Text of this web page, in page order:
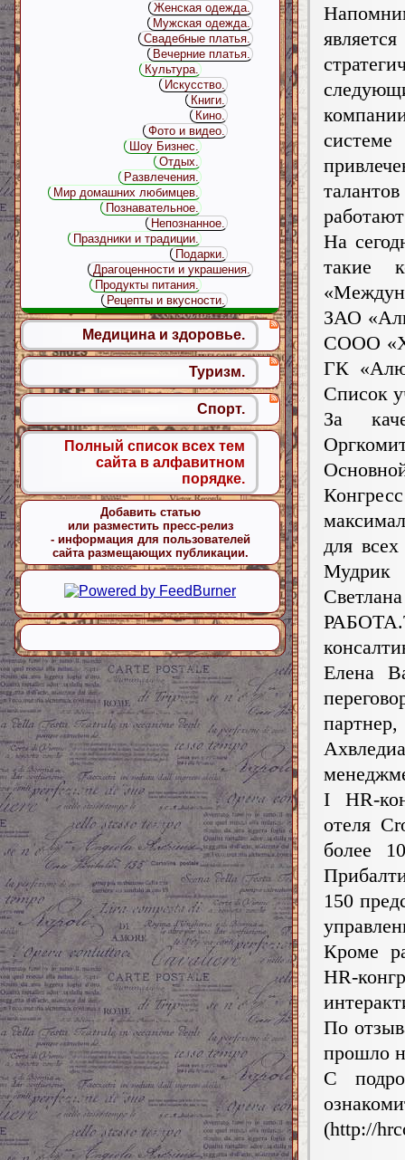
На
такие
ЗАО
СООО
ГК
Список
За
для
Мудрик
Елена
I HR-
отеля
более
150
Кроме
HR-
По
прошло
С
(http://
Женская одежда.
Мужская одежда.
Свадебные платья.
Вечерние платья.
Культура.
Искусство.
Книги.
Кино.
Фото и видео.
Шоу Бизнес.
Отдых.
Развлечения.
Мир домашних любимцев.
Познавательное.
Непознанное.
Праздники и традиции.
Подарки.
Драгоценности и украшения.
Продукты питания.
Рецепты и вкусности.
Медицина и здоровье.
Туризм.
Спорт.
Полный список всех тем
сайта в алфавитном
порядке.
Добавить статью
или разместить пресс-релиз
- информация для пользователей
сайта размещающих публикации.